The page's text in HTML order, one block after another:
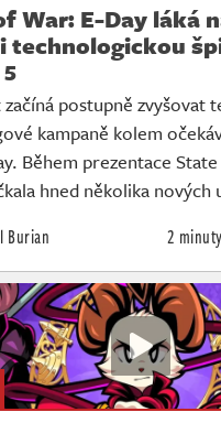
War: E-Day láká
technologickou
postupně zvyšovat
kampaně kolem
Během prezentace
hned několika nových
Burian 2 minuty